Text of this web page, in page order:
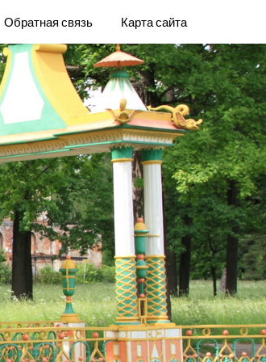
Обратная связь Карта сайта